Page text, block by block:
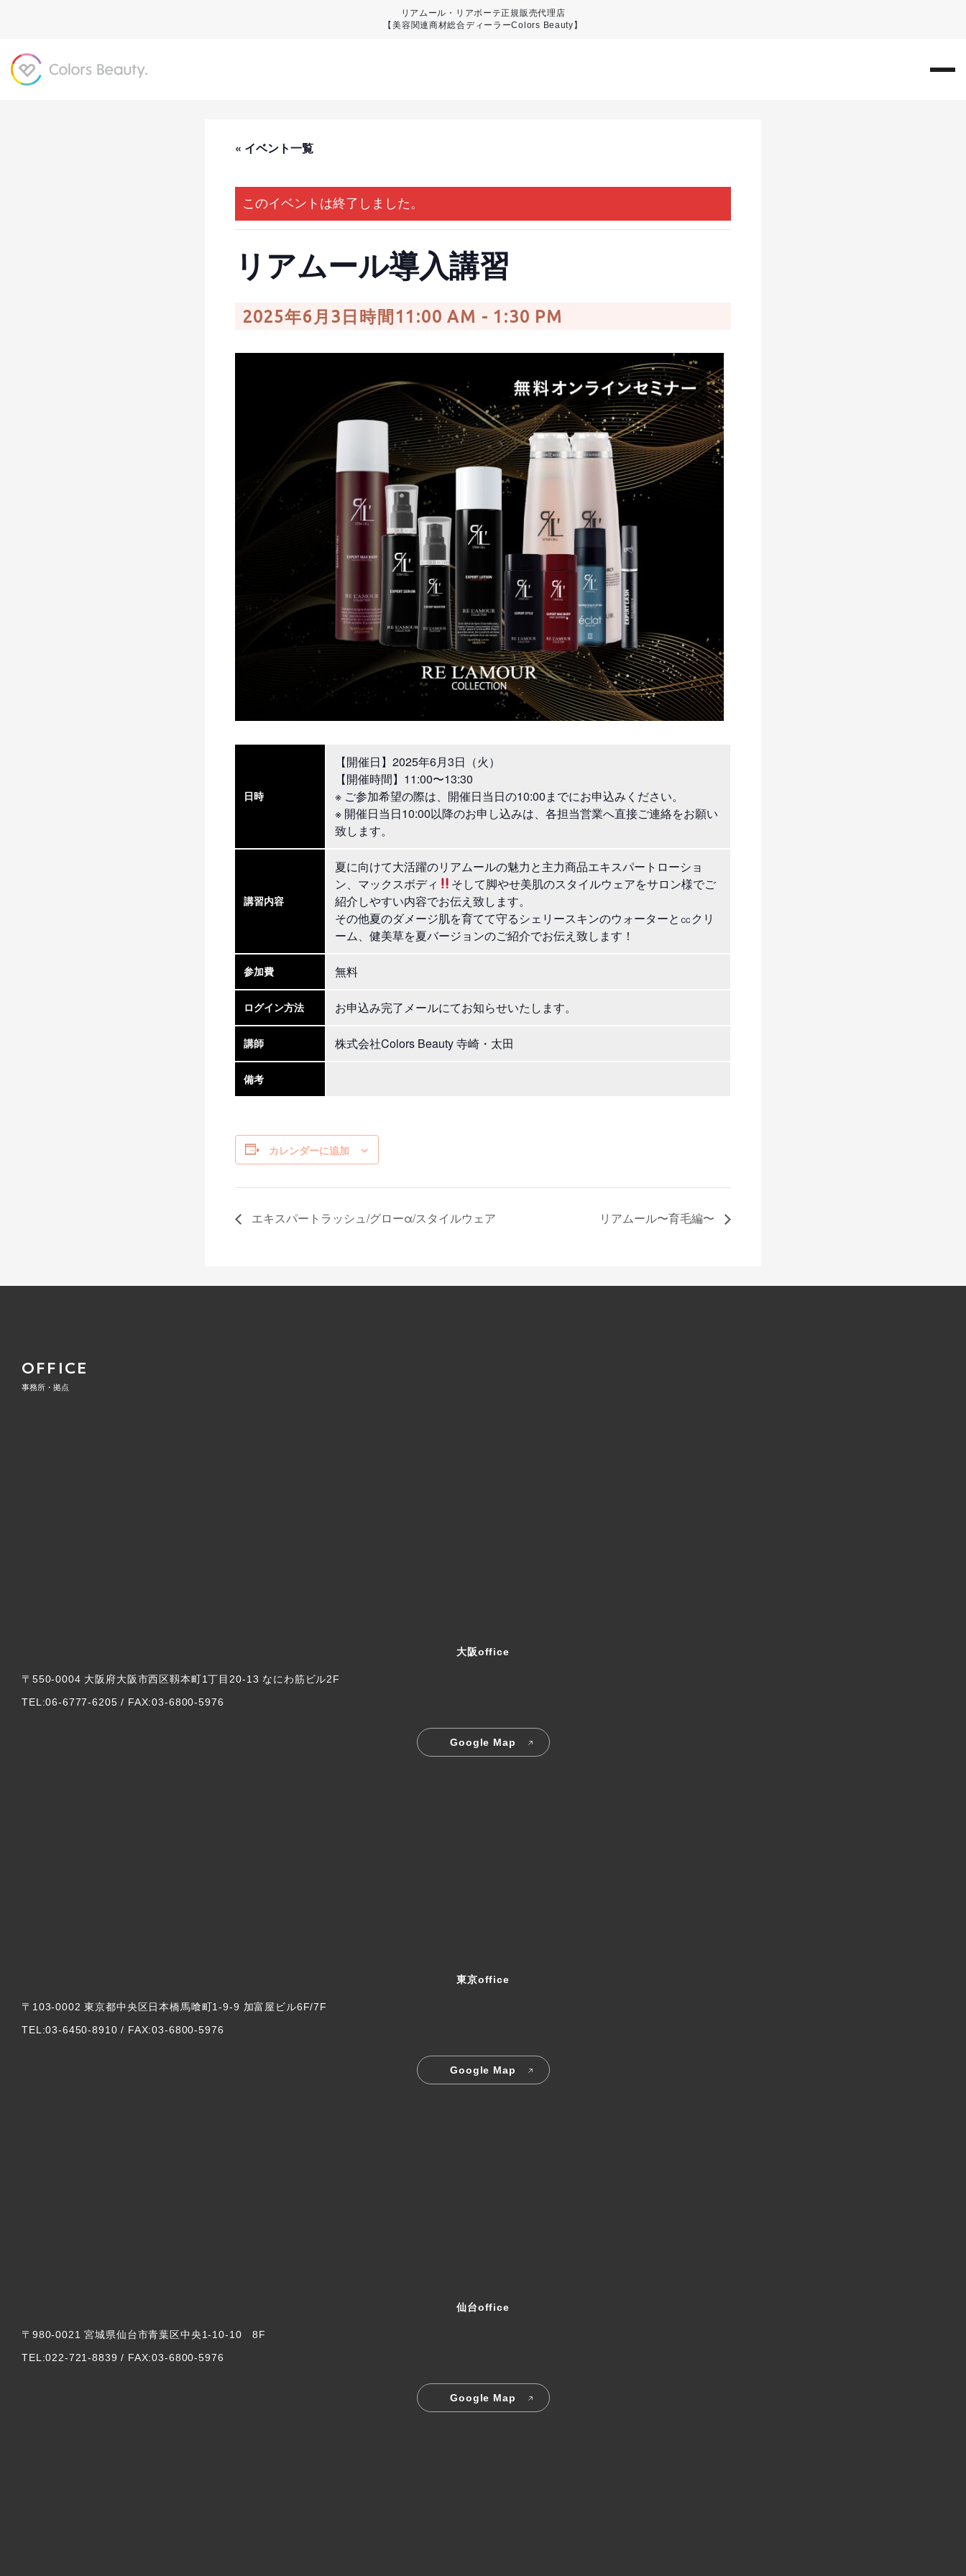
リアムール・リアボーテ正規販売代理店
【美容関連商材総合ディーラーColors Beauty】
« イベント一覧
このイベントは終了しました。
リアムール導入講習
2025年6月3日時間11:00 AM - 1:30 PM
日時
【開催日】2025年6月3日（火）
【開催時間】11:00〜13:30
※ ご参加希望の際は、開催日当日の10:00までにお申込みください。
※ 開催日当日10:00以降のお申し込みは、各担当営業へ直接ご連絡をお願い
致します。
講習内容
夏に向けて大活躍のリアムールの魅力と主力商品エキスパートローショ
ン、マックスボディ
そして脚やせ美肌のスタイルウェアをサロン様でご
紹介しやすい内容でお伝え致します。
その他夏のダメージ肌を育てて守るシェリースキンのウォーターと㏄クリ
ーム、健美草を夏バージョンのご紹介でお伝え致します！
参加費 無料
ログイン方法 お申込み完了メールにてお知らせいたします。
講師 株式会社Colors Beauty 寺崎・太田
備考
カレンダーに追加
エキスパートラッシュ/グローα/スタイルウェア リアムール〜育毛編〜
OFFICE
事務所・拠点
大阪office
〒550-0004 大阪府大阪市西区靱本町1丁目20-13 なにわ筋ビル2F
TEL:06-6777-6205 / FAX:03-6800-5976
Google Map
東京office
〒103-0002 東京都中央区日本橋馬喰町1-9-9 加富屋ビル6F/7F
TEL:03-6450-8910 / FAX:03-6800-5976
Google Map
仙台office
〒980-0021 宮城県仙台市青葉区中央1-10-10 8F
TEL:022-721-8839 / FAX:03-6800-5976
Google Map